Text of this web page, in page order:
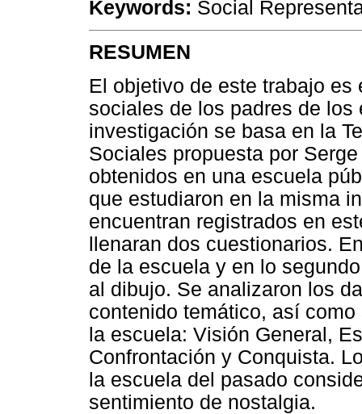
Keywords: Social
RESUMEN
El objetivo de este trabajo
sociales de los padres de
investigación se basa en la
Sociales propuesta por
obtenidos en una escuela
que estudiaron en la misma
encuentran registrados en
llenaran dos cuestionarios.
de la escuela y en lo
al dibujo. Se analizaron los
contenido temático, así
la escuela: Visión General,
Confrontación y Conquista.
la escuela del pasado
sentimiento de nostalgia.